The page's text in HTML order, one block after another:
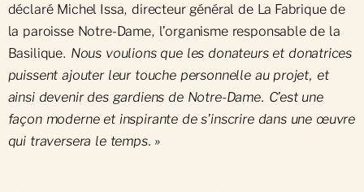
déclaré Michel Issa, directeur général de La Fabrique de
la paroisse Notre-Dame, l’organisme responsable de la
Basilique. Nous voulions que les donateurs et donatrices
puissent ajouter leur touche personnelle au projet, et
ainsi devenir des gardiens de Notre-Dame. C’est une
façon moderne et inspirante de s’inscrire dans une œuvre
qui traversera le temps. »